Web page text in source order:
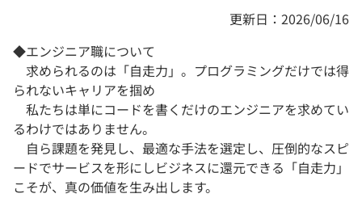
更新日：2026/06/16
◆エンジニア職について
求められるのは「自走力」。プログラミングだけでは得
られないキャリアを掴め
私たちは単にコードを書くだけのエンジニアを求めてい
るわけではありません。
自ら課題を発見し、最適な手法を選定し、圧倒的なスピ
ードでサービスを形にしビジネスに還元できる「自走力」
こそが、真の価値を生み出します。